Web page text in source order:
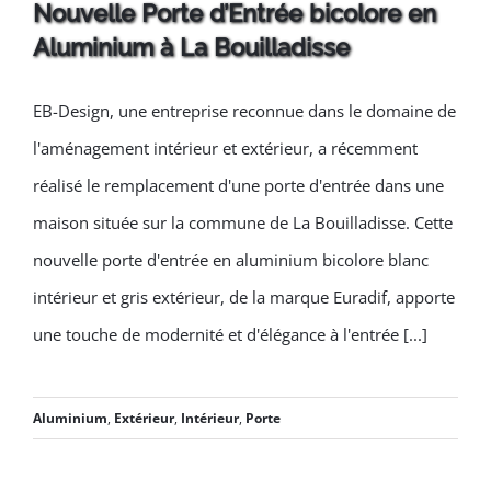
Nouvelle Porte d’Entrée
bicolore en Aluminium à La
Nouvelle Porte d’Entrée bicolore en
Aluminium à La Bouilladisse
EB-Design, une entreprise reconnue dans le domaine de
l'aménagement intérieur et extérieur, a récemment
réalisé le remplacement d'une porte d'entrée dans une
maison située sur la commune de La Bouilladisse. Cette
nouvelle porte d'entrée en aluminium bicolore blanc
intérieur et gris extérieur, de la marque Euradif, apporte
une touche de modernité et d'élégance à l'entrée [...]
Aluminium, Extérieur, Intérieur, Porte